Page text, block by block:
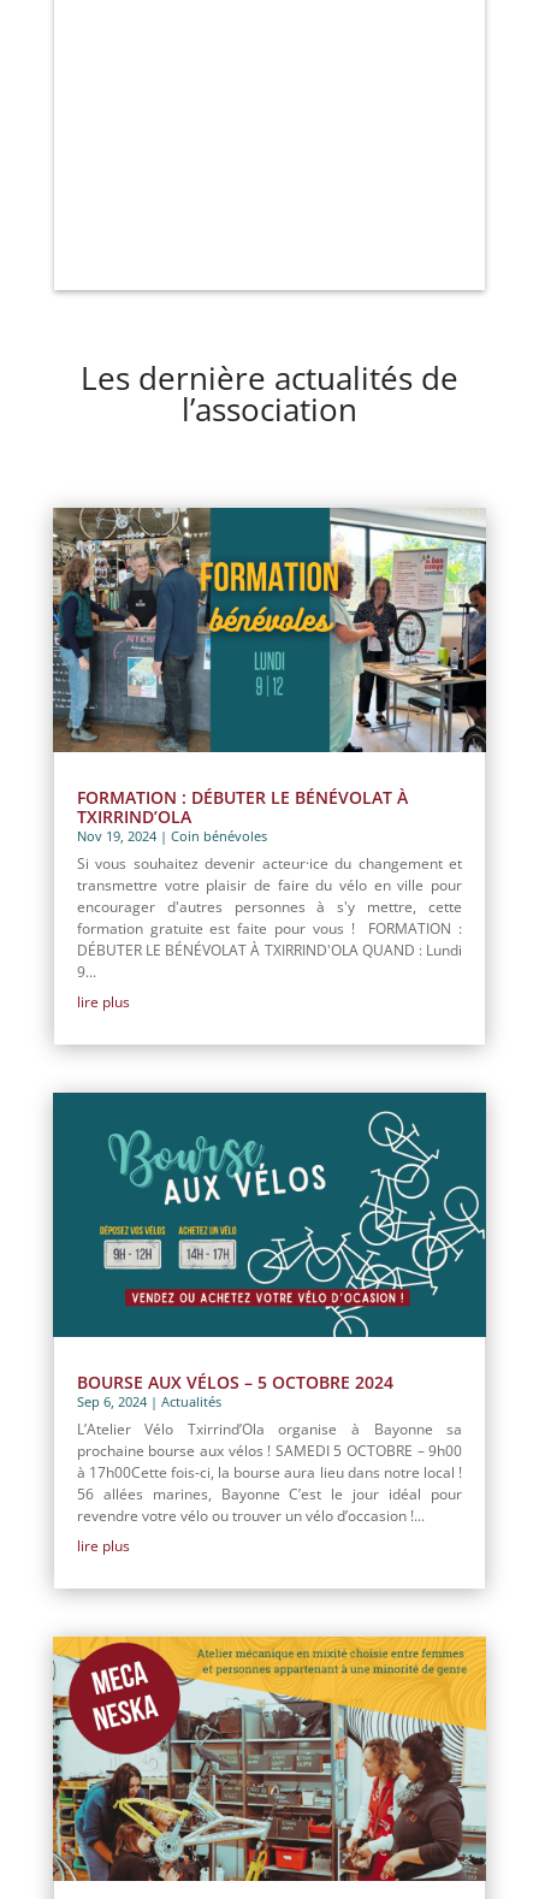
Les dernière actualités de
l’association
FORMATION : DÉBUTER LE BÉNÉVOLAT À
TXIRRIND’OLA
Nov 19, 2024| Coin bénévoles
Si vous souhaitez devenir acteur·ice du changement et
transmettre votre plaisir de faire du vélo en ville pour
encourager d'autres personnes à s'y mettre, cette
formation gratuite est faite pour vous ! FORMATION :
DÉBUTER LE BÉNÉVOLAT À TXIRRIND'OLA QUAND : Lundi
9...
lire plus
BOURSE AUX VÉLOS – 5 OCTOBRE 2024
Sep 6, 2024| Actualités
L’Atelier Vélo Txirrind’Ola organise à Bayonne sa
prochaine bourse aux vélos ! SAMEDI 5 OCTOBRE – 9h00
à 17h00Cette fois-ci, la bourse aura lieu dans notre local !
56 allées marines, Bayonne C’est le jour idéal pour
revendre votre vélo ou trouver un vélo d’occasion !...
lire plus